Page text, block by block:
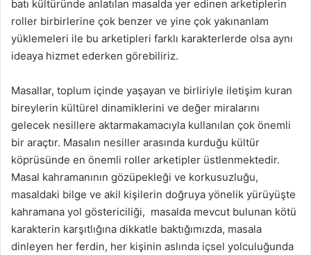
batı kültüründe anlatılan masalda yer edinen arketiplerin
roller birbirlerine çok benzer ve yine çok yakınanlam
yüklemeleri ile bu arketipleri farklı karakterlerde olsa aynı
ideaya hizmet ederken görebiliriz.
Masallar, toplum içinde yaşayan ve birliriyle iletişim kuran
bireylerin kültürel dinamiklerini ve değer miralarını
gelecek nesillere aktarmakamacıyla kullanılan çok önemli
bir araçtır. Masalın nesiller arasında kurduğu kültür
köprüsünde en önemli roller arketipler üstlenmektedir.
Masal kahramanının gözüpekleği ve korkusuzluğu,
masaldaki bilge ve akil kişilerin doğruya yönelik yürüyüşte
kahramana yol göstericiliği, masalda mevcut bulunan kötü
karakterin karşıtlığına dikkatle baktığımızda, masala
dinleyen her ferdin, her kişinin aslında içsel yolculuğunda